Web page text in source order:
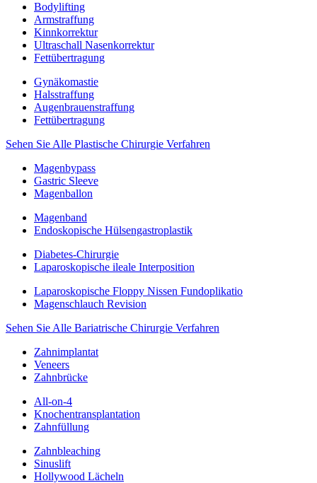
Bodylifting
Armstraffung
Kinnkorrektur
Ultraschall Nasenkorrektur
Fettübertragung
Gynäkomastie
Halsstraffung
Augenbrauenstraffung
Fettübertragung
Sehen Sie Alle Plastische Chirurgie Verfahren
Magenbypass
Gastric Sleeve
Magenballon
Magenband
Endoskopische Hülsengastroplastik
Diabetes-Chirurgie
Laparoskopische ileale Interposition
Laparoskopische Floppy Nissen Fundoplikatio
Magenschlauch Revision
Sehen Sie Alle Bariatrische Chirurgie Verfahren
Zahnimplantat
Veneers
Zahnbrücke
All-on-4
Knochentransplantation
Zahnfüllung
Zahnbleaching
Sinuslift
Hollywood Lächeln